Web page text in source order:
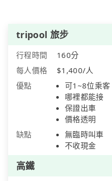
tripool 旅步
行程時間
160分
每人價格
$1,400/人
優點
可1~8位乘客
哪裡都能接
保證出車
價格透明
缺點
無臨時叫車
不收現金
高鐵